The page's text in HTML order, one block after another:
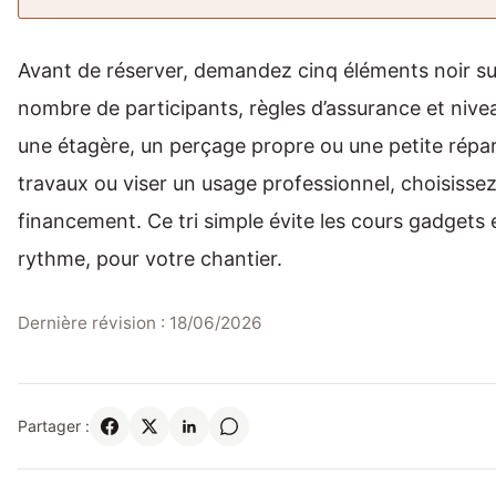
Avant de réserver, demandez cinq éléments noir
nombre de participants, règles d’assurance et
une étagère, un perçage propre ou une petite
travaux ou viser un usage professionnel,
financement. Ce tri simple évite les cours
rythme, pour votre chantier.
Dernière révision : 18/06/2026
Partager :